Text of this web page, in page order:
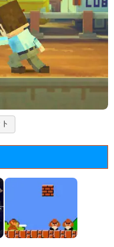
を、...
リオン まごころを、君
ードゲーム「アルカノイ
まえていくパズルゲー